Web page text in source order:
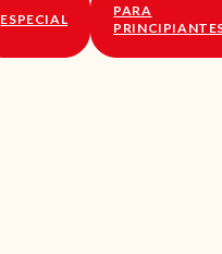
ESPECIAL
PARA